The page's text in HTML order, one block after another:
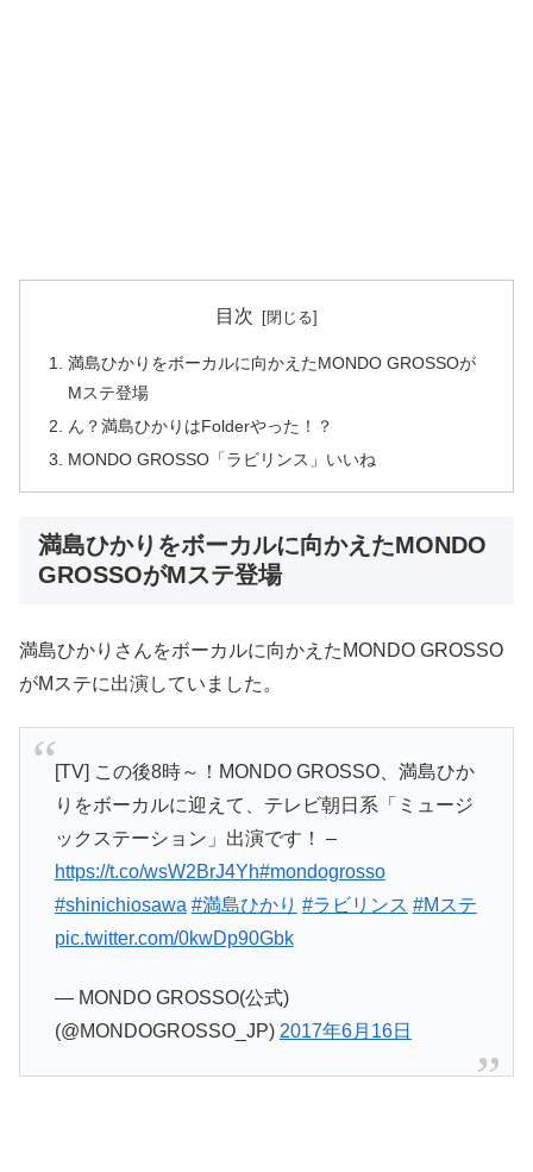
目次
満島ひかりをボーカルに向かえたMONDO GROSSOが
Mステ登場
ん？満島ひかりはFolderやった！？
MONDO GROSSO「ラビリンス」いいね
満島ひかりをボーカルに向かえたMONDO
GROSSOがMステ登場
満島ひかりさんをボーカルに向かえたMONDO GROSSO
がMステに出演していました。
[TV] この後8時～！MONDO GROSSO、満島ひか
りをボーカルに迎えて、テレビ朝日系「ミュージ
ックステーション」出演です！ –
https://t.co/wsW2BrJ4Yh#mondogrosso
#shinichiosawa #満島ひかり #ラビリンス #Mステ
pic.twitter.com/0kwDp90Gbk
— MONDO GROSSO(公式)
(@MONDOGROSSO_JP) 2017年6月16日